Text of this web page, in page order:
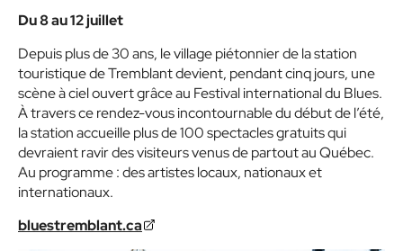
Du 8 au 12 juillet
Depuis plus de 30 ans, le village piétonnier de la station
touristique de Tremblant devient, pendant cinq jours, une
scène à ciel ouvert grâce au Festival international du Blues.
À travers ce rendez-vous incontournable du début de l’été,
la station accueille plus de 100 spectacles gratuits qui
devraient ravir des visiteurs venus de partout au Québec.
Au programme : des artistes locaux, nationaux et
internationaux.
bluestremblant.ca